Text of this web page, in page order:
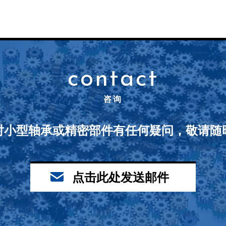
contact
咨询
小型轴承或精密部件有任何疑问，敬请随
点击此处发送邮件